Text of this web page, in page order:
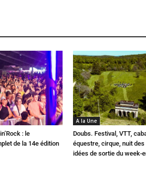
: le
de la 14e édition
A la Une
Doubs. Festival, VTT,
équestre, cirque, nuit
idées de sortie du week-